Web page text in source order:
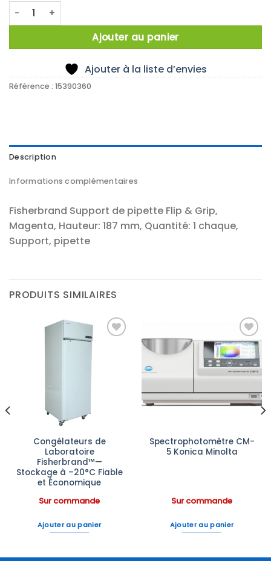
quantité de Flip & Grip Pipette Holder, Magenta
Ajouter au panier
Ajouter à la liste d’envies
Référence : 15390360
Description
Informations complémentaires
Fisherbrand Support de pipette Flip & Grip,
Magenta, Hauteur: 187 mm, Quantité: 1 chaque,
Support, pipette
PRODUITS SIMILAIRES
Congélateurs de
Laboratoire
Fisherbrand™—
Stockage à –20°C Fiable
et Économique
Sur commande
Ajouter au panier
Ajouter
à la liste
Spectrophotomètre CM-
5 Konica Minolta
Sur commande
Ajouter au panier